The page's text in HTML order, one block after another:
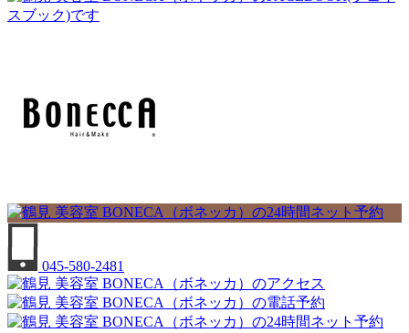
045-580-2481